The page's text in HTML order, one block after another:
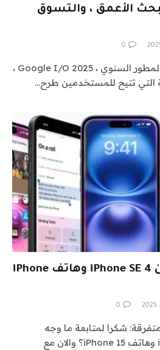
الأعمق ، والتسوق
0
أعلنت الشركة في مؤتمر المطور السنوي ، Google I/O 2025 ،
التي تتيح للمستخدمين طرح…
ما وجه المقارنة بين 4 iPhone SE وهاتف iPhone
0
متابعات متفرقة: شكرا لمتابعة ما وجه
المقارنة بين 4 iPhone SE وهاتف iPhone 15؟ والان مع